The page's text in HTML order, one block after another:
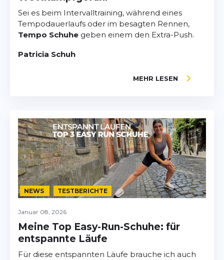
Sei es beim Intervalltraining, während eines
Tempodauerlaufs oder im besagten Rennen,
Tempo Schuhe geben einem den Extra-Push.
Patricia Schuh
MEHR LESEN
NEWS TESTBERICHTE
Januar 08, 2026
Meine Top Easy-Run-Schuhe: für
entspannte Läufe
Für diese entspannten Läufe brauche ich auch